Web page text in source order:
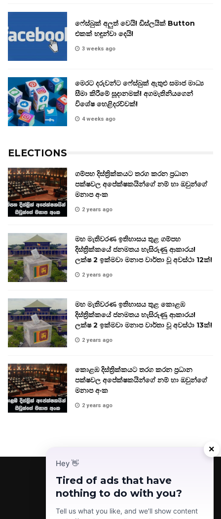
×
Hey 👋
Tired of ads that have
nothing to do with you?
Tell us what you like, and we'll show content
ෆේස්බුක් අලුත් වෙයි! ඩිස්ලයික් Button
එකක් හඳුන්වා දෙයි!
3 weeks ago
මෙරට දරුවන්ට ෆේස්බුක් ඇතුළු සමාජ මාධ්‍ය
සීමා කිරීමේ සූදානමක්! අගමැතිනියගෙන්
විශේෂ හෙළිදරව්වක්!
4 weeks ago
ELECTIONS
ගම්පහ දිස්ත්‍රික්කයට තරග කරන ප්‍රධාන
පක්ෂවල අපේක්ෂකයින්ගේ නම් හා ඔවුන්ගේ
මනාප අංක
2 years ago
මහ මැතිවරණ ඉතිහාසය තුළ ගම්පහ
දිස්ත්‍රික්කයේ ජනමතය හැසිරුණු ආකාරය!
ලක්ෂ 2 ඉක්මවා මනාප වාර්තා වූ අවස්ථා 12ක්!
2 years ago
මහ මැතිවරණ ඉතිහාසය තුළ කොළඹ
දිස්ත්‍රික්කයේ ජනමතය හැසිරුණු ආකාරය!
ලක්ෂ 2 ඉක්මවා මනාප වාර්තා වූ අවස්ථා 13ක්!
2 years ago
කොළඹ දිස්ත්‍රික්කයට තරග කරන ප්‍රධාන
පක්ෂවල අපේක්ෂකයින්ගේ නම් හා ඔවුන්ගේ
මනාප අංක
2 years ago
Facebook
Telegram
Instagram
YouTube